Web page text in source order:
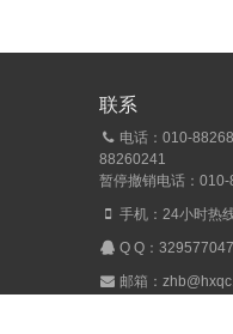
联系
电话：010-
88260241
暂停撤销电话：
手机：24小时热
Q Q： 329577047
邮箱：